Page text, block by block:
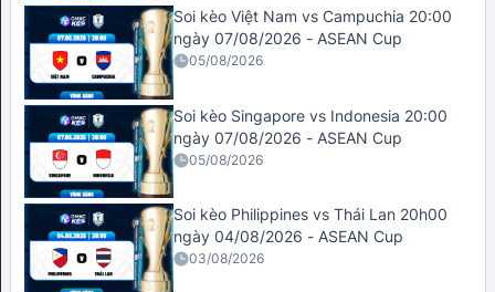
Soi kèo Việt Nam vs Campuchia 20:00
ngày 07/08/2026 - ASEAN Cup
05/08/2026
Soi kèo Singapore vs Indonesia 20:00
ngày 07/08/2026 - ASEAN Cup
05/08/2026
Soi kèo Philippines vs Thái Lan 20h00
ngày 04/08/2026 - ASEAN Cup
03/08/2026